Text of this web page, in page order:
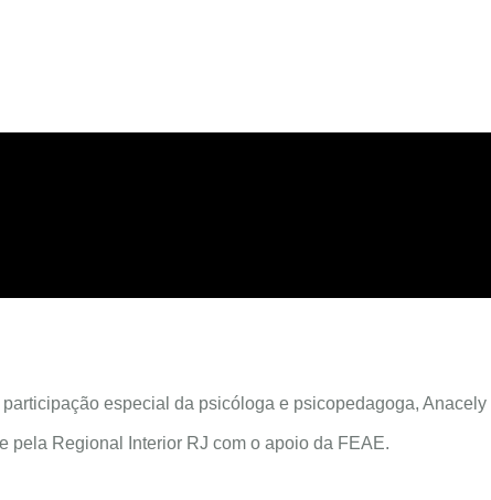
especial da psicóloga e psicopedagoga, Anacely
pela Regional Interior RJ com o apoio da FEAE.